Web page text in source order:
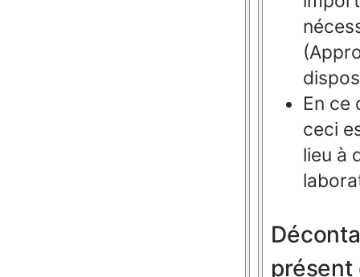
En ce
ceci
lieu à
présent